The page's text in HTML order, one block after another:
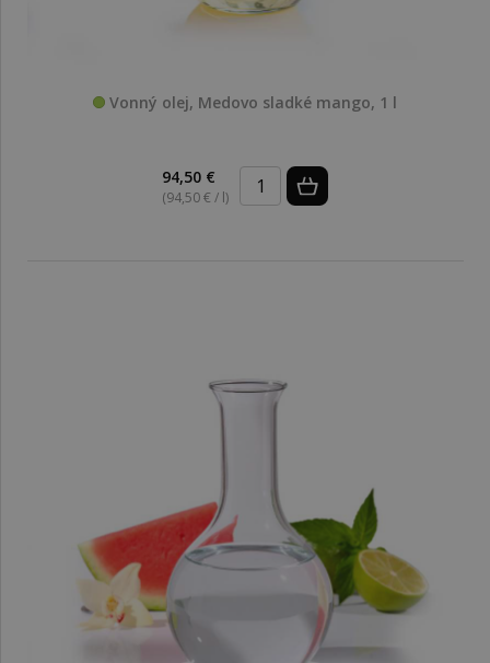
Vonný olej, Medovo sladké mango, 1 l
94,50 €
(94,50 € / l)